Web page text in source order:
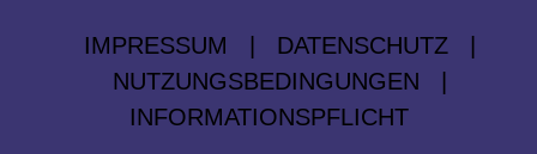
IMPRESSUM DATENSCHUTZ
NUTZUNGSBEDINGUNGEN
INFORMATIONSPFLICHT